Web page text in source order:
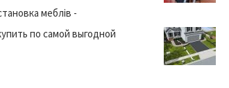
меблів -
по самой выгодной